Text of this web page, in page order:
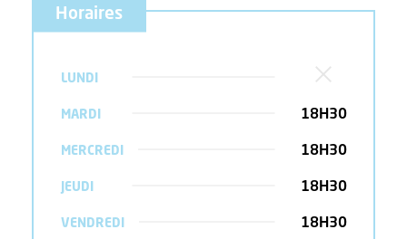
Horaires
LUNDI
MARDI 18H30
MERCREDI 18H30
JEUDI 18H30
VENDREDI 18H30